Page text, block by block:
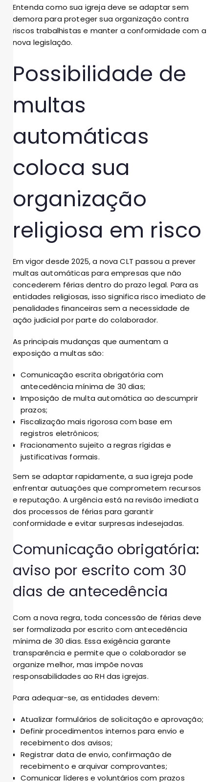
Entenda como sua igreja deve se adaptar sem
demora para proteger sua organização contra
riscos trabalhistas e manter a conformidade com a
nova legislação.
Possibilidade de
multas
automáticas
coloca sua
organização
religiosa em risco
Em vigor desde 2025, a nova CLT passou a prever
multas automáticas para empresas que não
concederem férias dentro do prazo legal. Para as
entidades religiosas, isso significa risco imediato de
penalidades financeiras sem a necessidade de
ação judicial por parte do colaborador.
As principais mudanças que aumentam a
exposição a multas são:
Comunicação escrita obrigatória com
antecedência mínima de 30 dias;
Imposição de multa automática ao descumprir
prazos;
Fiscalização mais rigorosa com base em
registros eletrônicos;
Fracionamento sujeito a regras rígidas e
justificativas formais.
Sem se adaptar rapidamente, a sua igreja pode
enfrentar autuações que comprometem recursos
e reputação. A urgência está na revisão imediata
dos processos de férias para garantir
conformidade e evitar surpresas indesejadas.
Comunicação obrigatória:
aviso por escrito com 30
dias de antecedência
Com a nova regra, toda concessão de férias deve
ser formalizada por escrito com antecedência
mínima de 30 dias. Essa exigência garante
transparência e permite que o colaborador se
organize melhor, mas impõe novas
responsabilidades ao RH das igrejas.
Para adequar-se, as entidades devem:
Atualizar formulários de solicitação e aprovação;
Definir procedimentos internos para envio e
recebimento dos avisos;
Registrar data de envio, confirmação de
recebimento e arquivar comprovantes;
Comunicar líderes e voluntários com prazos